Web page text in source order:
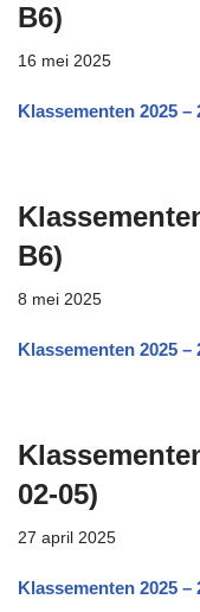
B6)
16 mei 2025
Klassementen 2025 –
B6)
8 mei 2025
Klassementen 2025 –
02-05)
27 april 2025
Klassementen 2025 –